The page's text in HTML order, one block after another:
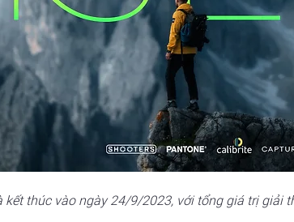
thúc vào ngày 24/9/2023, với tổng giá trị giải